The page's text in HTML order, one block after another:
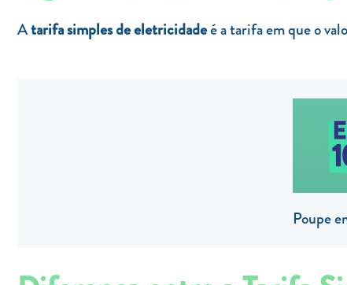
Atarifa simples de eletricidadeé a tarifa em que o
Poupe